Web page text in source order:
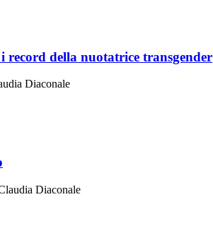
record della nuotatrice transgender
Diaconale
Diaconale